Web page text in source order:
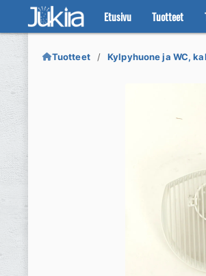
Etusivu Tuotteet
Siirry
navigointiin
Siirry
sisältöön
Tuotteet Kylpyhuone ja WC,